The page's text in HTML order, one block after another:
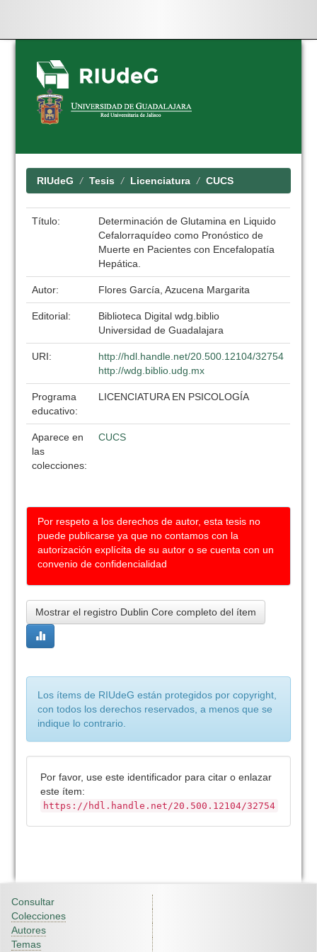
Skip
navigation
RIUdeG Tesis Licenciatura CUCS
Título:
Determinación de Glutamina en Liquido
Cefalorraquídeo como Pronóstico de
Muerte en Pacientes con Encefalopatía
Hepática.
Autor: Flores García, Azucena Margarita
Editorial:
Biblioteca Digital wdg.biblio
Universidad de Guadalajara
URI:
http://hdl.handle.net/20.500.12104/32754
http://wdg.biblio.udg.mx
Programa
educativo:
LICENCIATURA EN PSICOLOGÍA
Aparece en
las
colecciones:
CUCS
Por respeto a los derechos de autor, esta tesis no
puede publicarse ya que no contamos con la
autorización explícita de su autor o se cuenta con un
convenio de confidencialidad
Mostrar el registro Dublin Core completo del ítem
Los ítems de RIUdeG están protegidos por copyright,
con todos los derechos reservados, a menos que se
indique lo contrario.
Por favor, use este identificador para citar o enlazar
este ítem:
https://hdl.handle.net/20.500.12104/32754
Consultar
Colecciones
Autores
Temas